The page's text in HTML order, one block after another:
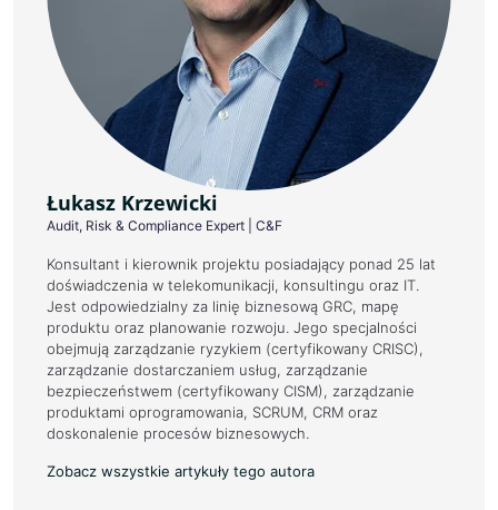
Łukasz Krzewicki
Audit, Risk & Compliance Expert | C&F
Konsultant i kierownik projektu posiadający ponad 25 lat
doświadczenia w telekomunikacji, konsultingu oraz IT.
Jest odpowiedzialny za linię biznesową GRC, mapę
produktu oraz planowanie rozwoju. Jego specjalności
obejmują zarządzanie ryzykiem (certyfikowany CRISC),
zarządzanie dostarczaniem usług, zarządzanie
bezpieczeństwem (certyfikowany CISM), zarządzanie
produktami oprogramowania, SCRUM, CRM oraz
doskonalenie procesów biznesowych.
Zobacz wszystkie artykuły tego autora